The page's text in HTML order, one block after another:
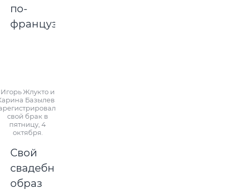
по-
французски.
Игорь Жлукто и
Базылева
свой брак в
пятницу, 4
октября.
Свой
свадебный
образ